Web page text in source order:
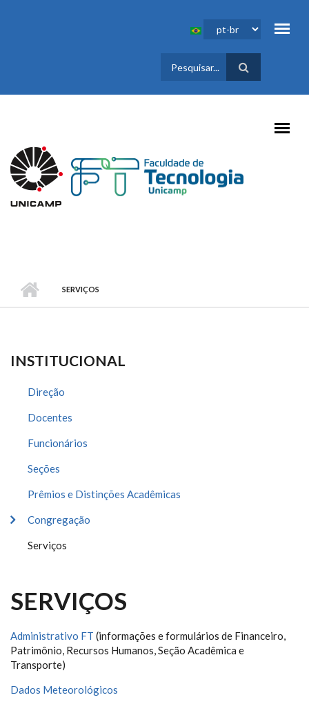
FORMULÁRIO
DE BUSCA
SERVIÇOS
INSTITUCIONAL
Direção
Docentes
Funcionários
Seções
Prêmios e Distinções Acadêmicas
Congregação
Serviços
SERVIÇOS
Administrativo FT (informações e formulários de Financeiro,
Patrimônio, Recursos Humanos, Seção Acadêmica e
Transporte)
Dados Meteorológicos